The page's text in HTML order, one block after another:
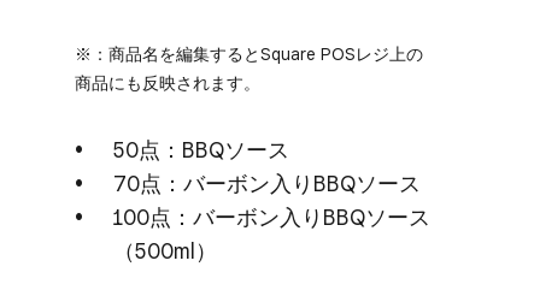
※：商品名を​編集すると​Square POSレジ上の​
商品にも​反映されます。
50点：BBQソース
70点：バーボン入りBBQソース
100点：バーボン入りBBQソース​
（500ml）